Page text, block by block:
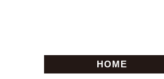
HOME